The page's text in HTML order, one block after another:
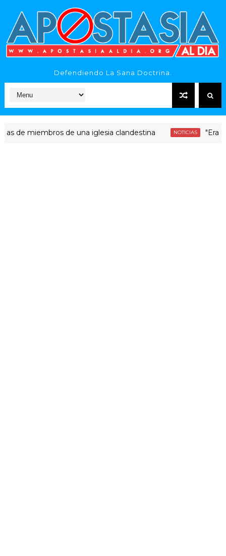
Defendiendo La Sana Doctrina.
miembros de una iglesia clandestina NOTICIAS "Era dinero